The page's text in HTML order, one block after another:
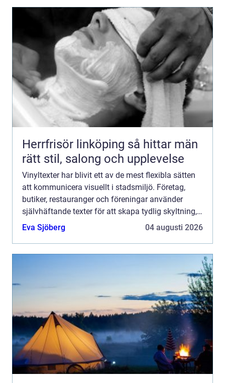
Herrfrisör linköping så hittar män
rätt stil, salong och upplevelse
Vinyltexter har blivit ett av de mest flexibla sätten
att kommunicera visuellt i stadsmiljö. Företag,
butiker, restauranger och föreningar använder
självhäftande texter för att skapa tydlig skyltning,
stärka sitt varumärke och göra lokaler mer inbjud...
Eva Sjöberg 04 augusti 2026